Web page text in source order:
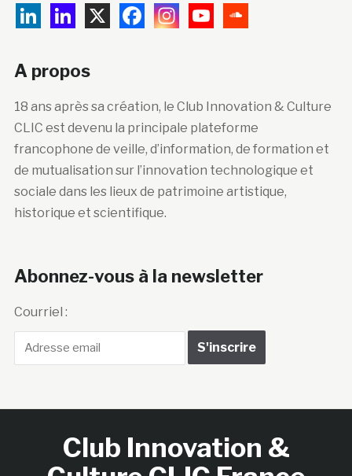
A propos
18 ans après sa création, le Club Innovation & Culture
CLIC est devenu la principale plateforme
francophone de veille, d’information, de formation et
de mutualisation sur l’innovation technologique et
sociale dans les lieux de patrimoine artistique,
historique et scientifique.
Abonnez-vous à la newsletter
Courriel :
Club Innovation &